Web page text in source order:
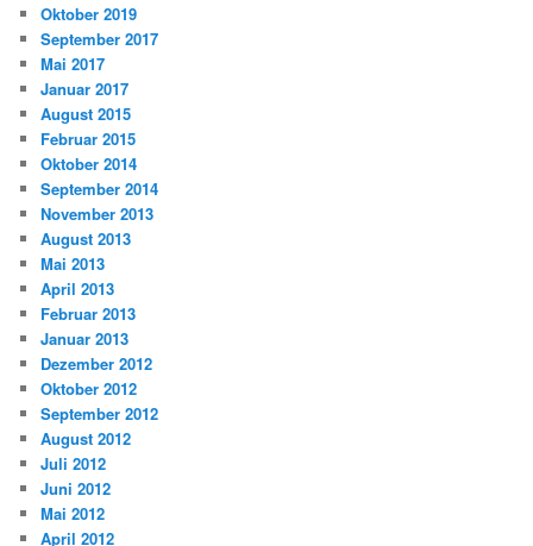
Oktober 2019
September 2017
Mai 2017
Januar 2017
August 2015
Februar 2015
Oktober 2014
September 2014
November 2013
August 2013
Mai 2013
April 2013
Februar 2013
Januar 2013
Dezember 2012
Oktober 2012
September 2012
August 2012
Juli 2012
Juni 2012
Mai 2012
April 2012